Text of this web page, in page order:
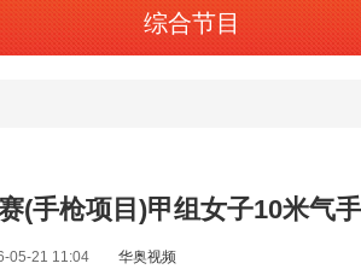
综合节目
(手枪项目)甲组女子10米气
05-21 11:04 华奥视频